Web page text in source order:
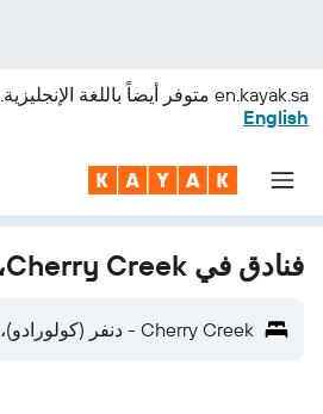
en.kayak.sa متوفر أيضاً باللغة الإنجليزية.
English
فنادق في Cherry Creek، دنفر (كولورادو)
Cherry Creek - دنفر (كولورادو)، CO، الولايات المتحدة الأميريكية